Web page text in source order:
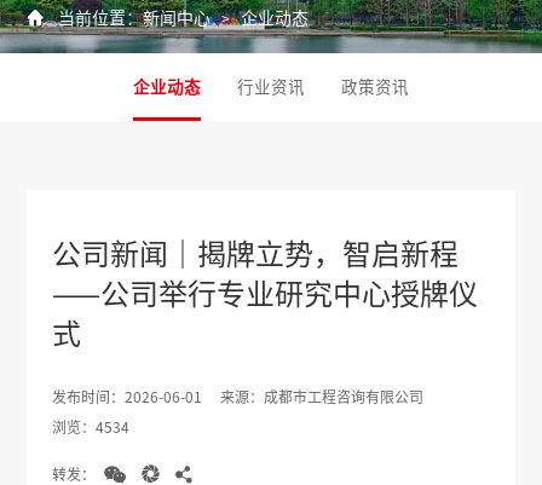
 当前位置：新闻中心 > 企业动态
企业动态 行业资讯 政策资讯
公司新闻｜揭牌立势，智启新程
——公司举行专业研究中心授牌仪
式
发布时间：2026-06-01 来源：成都市工程咨询有限公司
浏览：4534
转发：   